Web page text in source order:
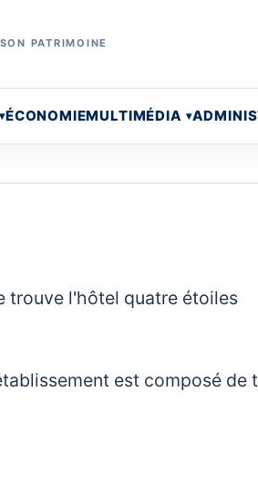
PATRIMOINE
ÉCONOMIEMULTIMÉDIA
trouve l'hôtel quatre étoiles
est composé de